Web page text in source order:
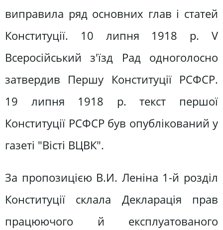
виправила ряд основних глав і статей
Конституції. 10 липня 1918 р. V
Всеросійський з'їзд Рад одноголосно
затвердив Першу Конституції РСФСР.
19 липня 1918 р. текст першої
Конституції РСФСР був опублікований у
газеті "Вісті ВЦВК".
За пропозицією В.И. Леніна 1-й розділ
Конституції склала Декларація прав
працюючого й експлуатованого